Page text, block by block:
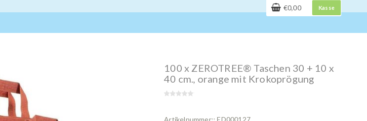
€0,00 Kasse
100 x ZEROTREE® Taschen 30 + 10 x
40 cm., orange mit Krokoprögung
Artikelnummer:: ED000127